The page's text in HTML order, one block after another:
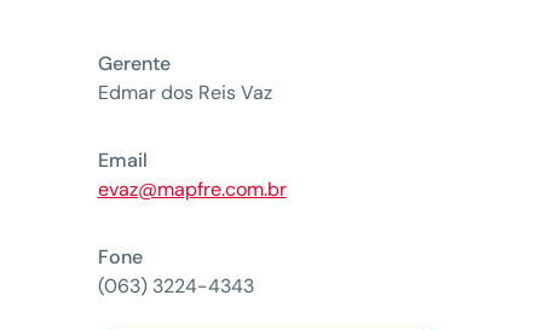
Gerente
Edmar dos Reis Vaz
Email
evaz@mapfre.com.br
Fone
(063) 3224-4343